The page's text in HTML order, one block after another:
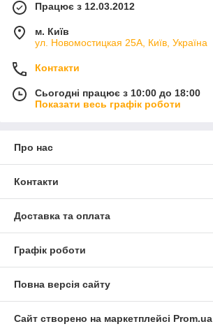
Працює з 12.03.2012
м. Київ
ул. Новомостицкая 25А, Київ, Україна
Контакти
Сьогодні працює з 10:00 до 18:00
Показати весь графік роботи
Про нас
Контакти
Доставка та оплата
Графік роботи
Повна версія сайту
Сайт створено на маркетплейсі Prom.ua